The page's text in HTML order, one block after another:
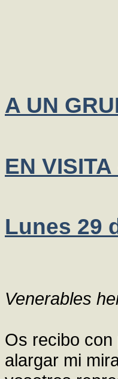
A UN
EN
Lunes 29
Venerables
Os recibo
alargar mi